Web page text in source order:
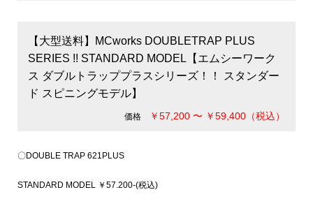
【大型送料】MCworks DOUBLETRAP PLUS
SERIES !! STANDARD MODEL【エムシーワーク
ス ダブルトラッププラスシリーズ！！ スタンダー
ド スピニングモデル】
価格 ￥57,200 〜 ￥59,400（税込）
〇DOUBLE TRAP 621PLUS
STANDARD MODEL ￥57.200-(税込)